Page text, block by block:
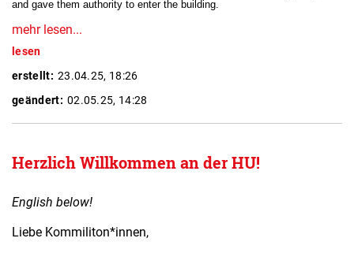
and gave them authority to enter the building.
mehr lesen...
lesen
erstellt: 23.04.25, 18:26
geändert: 02.05.25, 14:28
Herzlich Willkommen an der HU!
English below!
Liebe Kommiliton*innen,